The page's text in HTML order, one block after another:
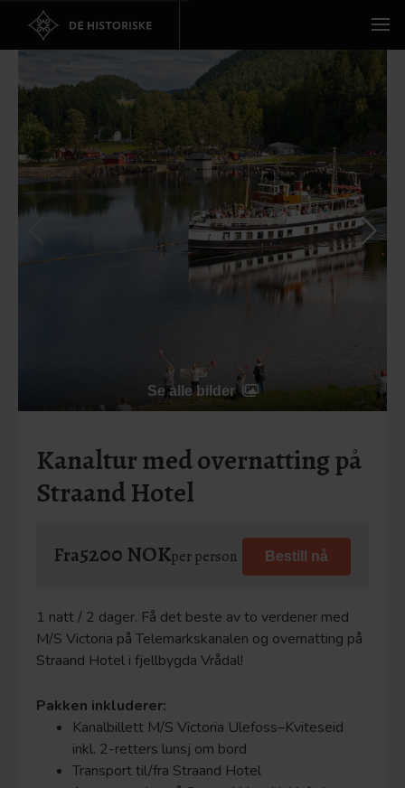
Se alle bilder
Kanaltur med overnatting på
Straand Hotel
Fra5200 NOKper person Bestill nå
1 natt / 2 dager. Få det beste av to verdener med
M/S Victoria på Telemarkskanalen og overnatting på
Straand Hotel i fjellbygda Vrådal!
Pakken inkluderer:
Kanalbillett M/S Victoria Ulefoss–Kviteseid
inkl. 2-retters lunsj om bord
Transport til/fra Straand Hotel